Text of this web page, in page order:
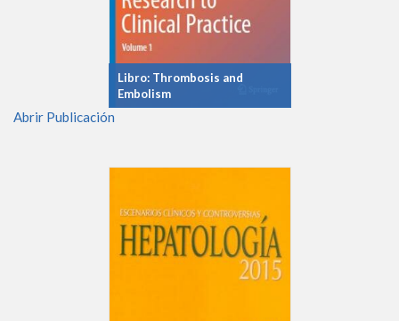
Libro: Thrombosis and
Embolism
Abrir Publicación